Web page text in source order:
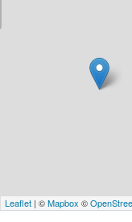
Leaflet| ©Mapbox ©